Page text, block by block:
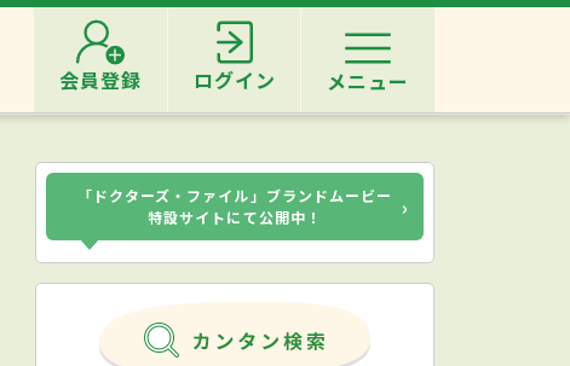
会員登録 ログイン メニュー
「ドクターズ・ファイル」ブランドムービー
特設サイトにて公開中！
›